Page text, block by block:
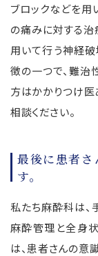
ブロックなどを用
の痛みに対する治
用いて行う神経
徴の一つで、難治
方はかかりつけ医
相談ください。
最後に患者さ
す。
私たち麻酔科は、
麻酔管理と全身
は、患者さんの意